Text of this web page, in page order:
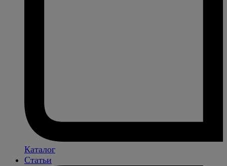
Каталог
Статьи